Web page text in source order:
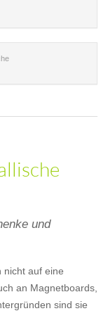
und
nicht auf eine
an Magnetboards,
sind sie